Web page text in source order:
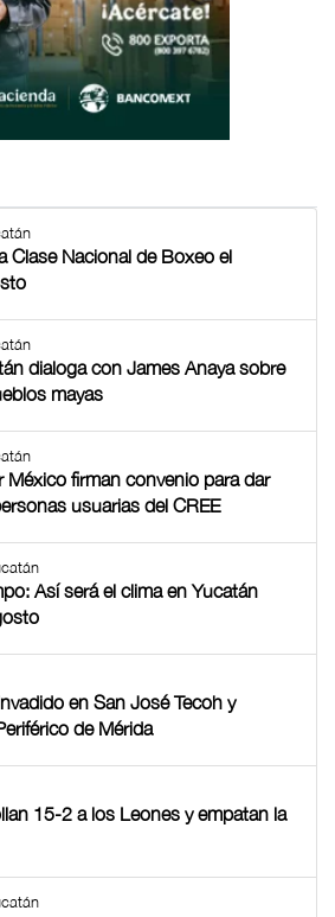
Clase Nacional de Boxeo el
dialoga con James Anaya sobre
mayas
México firman convenio para dar
usuarias del CREE
Así será el clima en Yucatán
en San José Tecoh y
de Mérida
15-2 a los Leones y empatan la